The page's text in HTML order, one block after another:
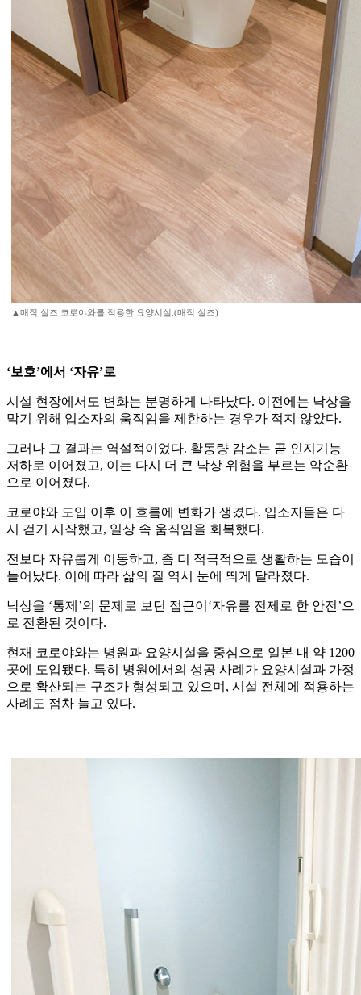
▲매직 실즈 코로야와를 적용한 요양시설.(매직 실즈)
‘보호’에서 ‘자유’로
시설 현장에서도 변화는 분명하게 나타났다. 이전에는 낙상을
막기 위해 입소자의 움직임을 제한하는 경우가 적지 않았다.
그러나 그 결과는 역설적이었다. 활동량 감소는 곧 인지기능
저하로 이어졌고, 이는 다시 더 큰 낙상 위험을 부르는 악순환
으로 이어졌다.
코로야와 도입 이후 이 흐름에 변화가 생겼다. 입소자들은 다
시 걷기 시작했고, 일상 속 움직임을 회복했다.
전보다 자유롭게 이동하고, 좀 더 적극적으로 생활하는 모습이
늘어났다. 이에 따라 삶의 질 역시 눈에 띄게 달라졌다.
낙상을 ‘통제’의 문제로 보던 접근이‘자유를 전제로 한 안전’으
로 전환된 것이다.
현재 코로야와는 병원과 요양시설을 중심으로 일본 내 약 1200
곳에 도입됐다. 특히 병원에서의 성공 사례가 요양시설과 가정
으로 확산되는 구조가 형성되고 있으며, 시설 전체에 적용하는
사례도 점차 늘고 있다.